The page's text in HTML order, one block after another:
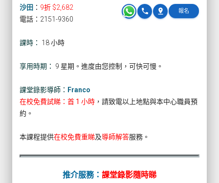
沙田 ： 9折 $2,682 報名
pin_drop
phone
電話：2151-9360
課時： 18 小時
享用時期： 9 星期。進度由您控制，可快可慢。
課堂錄影導師： Franco
在校免費試睇：首 1 小時 ，請致電以上地點與本中心職員預
約。
本課程提供在校免費重睇及導師解答服務。
推介服務： 課堂錄影隨時睇